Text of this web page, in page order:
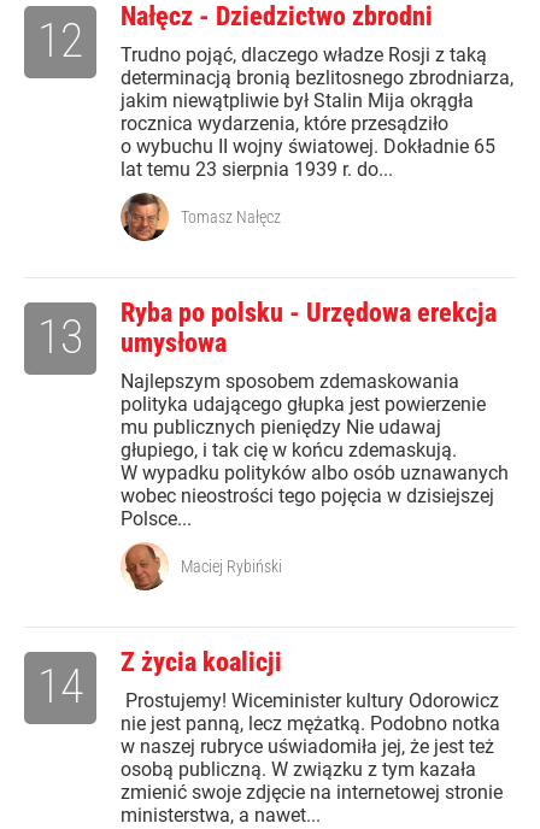
Nałęcz - Dziedzictwo zbrodni
Trudno pojąć, dlaczego władze Rosji z taką
determinacją bronią bezlitosnego zbrodniarza,
jakim niewątpliwie był Stalin Mija okrągła
rocznica wydarzenia, które przesądziło
o wybuchu II wojny światowej. Dokładnie 65
lat temu 23 sierpnia 1939 r. do...
12
Tomasz Nałęcz
Ryba po polsku - Urzędowa erekcja
umysłowa
Najlepszym sposobem zdemaskowania
polityka udającego głupka jest powierzenie
mu publicznych pieniędzy Nie udawaj
głupiego, i tak cię w końcu zdemaskują.
W wypadku polityków albo osób uznawanych
wobec nieostrości tego pojęcia w dzisiejszej
Polsce...
13
Maciej Rybiński
Z życia koalicji
Prostujemy! Wiceminister kultury Odorowicz
nie jest panną, lecz mężatką. Podobno notka
w naszej rubryce uświadomiła jej, że jest też
osobą publiczną. W związku z tym kazała
zmienić swoje zdjęcie na internetowej stronie
ministerstwa, a nawet...
14